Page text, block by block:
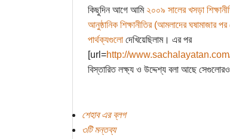
কিছুদিন আগে আমি ২০০৯ সালের খসড়া
আনুষ্ঠানিক শিক্ষানীতির (আমলাদের ঘষামাজার
পার্থক্যগুলোদেখিয়েছিলাম। এর পর
[url=http://
বিস্তারিত লক্ষ্য ও উদ্দেশ্য বলা আছে
শেহাব এর ব্লগ
৩টি মন্তব্য